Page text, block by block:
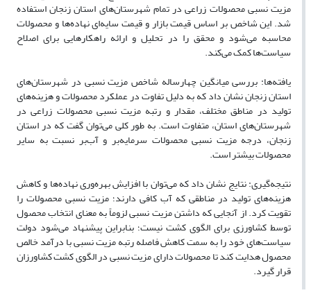
مزیت نسبی محصولات زراعی در تمام شهرستان‌های استان زنجان استفاده
شد. این شاخص بر اساس قیمت بازار و قیمت سایه‌ای نهاده‌ها و محصولات
محاسبه می‌شود و محقق را در تحلیل و ارائه راهکارهایی برای اصلاح
سیاست‌ها کمک می‌کند.
یافته‌ها: بررسی میانگین چهار‌ساله شاخص مزیت نسبی در شهرستان‌های
استان زنجان نشان داد که به دلیل تفاوت در عملکرد محصولات و هزینه‌های
تولید در مناطق مختلف، مقدار و رتبه مزیت نسبی محصولات زراعی در
شهرستان‌های استان، متفاوت است. به طور کلی می‌توان گفت که در استان
زنجان، درجه مزیت نسبی محصولات سرمایه‌بر و آب‌بر نسبت به سایر
محصولات بیشتر است.
نتیجه‌گیری:نتایج نشان داد که می‌توان با افزایش بهره‌وری نهاده‌ها و کاهش
هزینه‌های تولید در مناطقی که آب کافی دارند؛ مزیت نسبی محصولات را
تقویت کرد. از آنجایی که داشتن مزیت نسبی لزوماً به معنای انتخاب محصول
توسط کشاورزی برای الگوی کشت نیست؛ بنابراین پیشنهاد می‌شود دولت
سیاست‌های خود را به سمت کاهش فاصله رتبه مزیت نسبی با درآمد خالص
محصول هدایت کند تا محصولات دارای مزیت نسبی در الگوی کشت کشاورزان
قرار گیرد.